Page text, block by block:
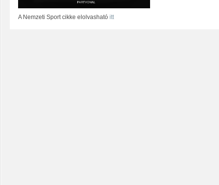
A Nemzeti Sport cikke elolvasható itt